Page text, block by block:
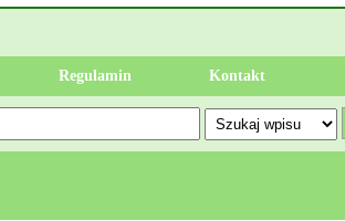
Regulamin Kontakt